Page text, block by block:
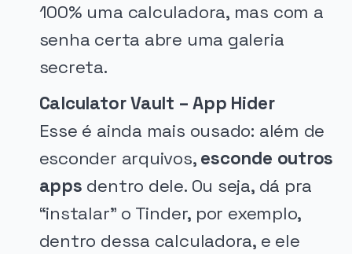
100% uma calculadora, mas com a
senha certa abre uma galeria
secreta.
Calculator Vault – App Hider
Esse é ainda mais ousado: além de
esconder arquivos, esconde outros
apps dentro dele. Ou seja, dá pra
“instalar” o Tinder, por exemplo,
dentro dessa calculadora, e ele